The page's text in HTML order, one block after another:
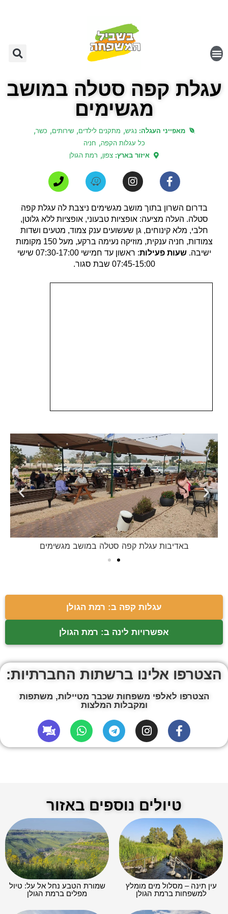
עגלת קפה סטלה במושב
מגשימים
מאפייני העגלה: נגיש, מתקנים לילדים, שירותים, כשר,
כל עגלות הקפה, חניה
איזור בארץ: צפון, רמת הגולן
בדרום השרון בתוך מושב מגשימים ניצבת לה עגלת קפה
סטלה. העלה מציעה: אופציות טבעוני, אופציות ללא גלוטן,
חלבי, מלא קינוחים, גן שעשועים ענק צמוד, מטעים ושדות
צמודות, חניה ענקית, מוזיקה נעימה ברקע, מעל 150 מקומות
ישיבה.שעות פעילות
: ראשון עד חמישי 07:30-17:00 שישי
07:45-15:00 שבת סגור.
באדיבות עגלת קפה סטלה במושב מגשימים
עגלות קפה ב: רמת הגולן
אפשרויות לינה ב: רמת הגולן
הצטרפו אלינו ברשתות החברתיות:
הצטרפו לאלפי משפחות שכבר מטיילות, משתפות
ומקבלות המלצות
טיולים נוספים באזור
עין תינה – מסלול מים מומלץ
למשפחות ברמת הגולן
שמורת הטבע נחל אל על: טיול
מפלים ברמת הגולן